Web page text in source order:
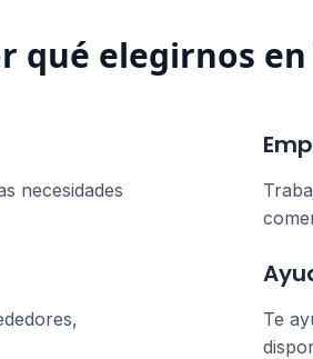
qué elegirnos en
necesidades
Te